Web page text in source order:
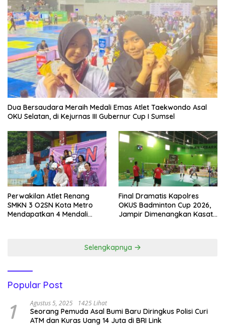
Dua Bersaudara Meraih Medali Emas Atlet Taekwondo Asal
OKU Selatan, di Kejurnas III Gubernur Cup I Sumsel
Perwakilan Atlet Renang
SMKN 3 O2SN Kota Metro
Mendapatkan 4 Mendali
Final Dramatis Kapolres
OKUS Badminton Cup 2026,
Jampir Dimenangkan Kasat
Selengkapnya
Popular Post
1 Agustus 5, 2025 1425 Lihat
Seorang Pemuda Asal Bumi Baru Diringkus Polisi Curi
ATM dan Kuras Uang 14 Juta di BRI Link